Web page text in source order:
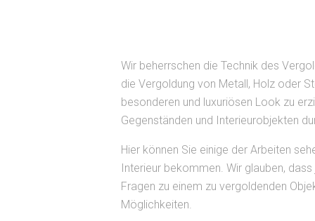
Wir beherrschen die Technik des
die Vergoldung von Metall, Holz oder
besonderen und luxuriösen Look zu
Gegenständen und Interieurobjekten
Hier können Sie einige der Arbeiten
Interieur bekommen. Wir glauben,
Fragen zu einem zu vergoldenden
Möglichkeiten.